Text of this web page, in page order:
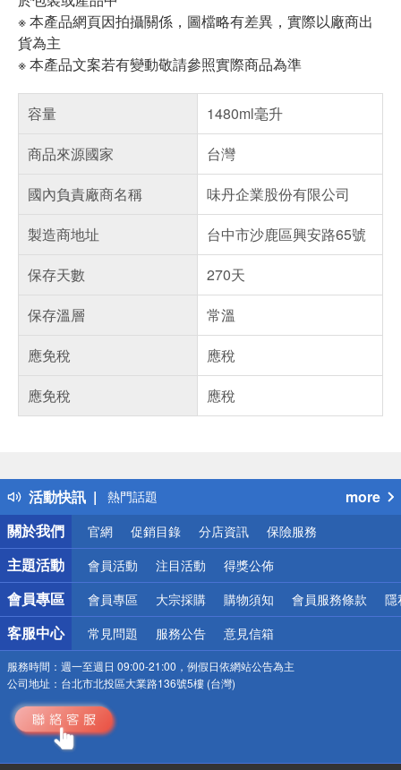
※ 本產品網頁因拍攝關係，圖檔略有差異，實際以廠商出
貨為主
※ 本產品文案若有變動敬請參照實際商品為準
容量
1480ml毫升
商品來源國家
台灣
國內負責廠商名稱
味丹企業股份有限公司
製造商地址
台中市沙鹿區興安路65號
保存天數
270天
保存溫層
常溫
應免稅
應稅
應免稅
應稅
活動快訊
得獎公告
熱門話題
銀行優惠
偏遠地區配送
詐騙網頁！請小心！
more
關於我們
官網 促銷目錄 分店資訊 保險服務
主題活動 會員活動 注目活動 得獎公佈
會員專區 會員專區 大宗採購 購物須知 會員服務條款 隱
客服中心 常見問題 服務公告 意見信箱
服務時間： 週一至週日 09:00-21:00，例假日依網站公告為主
公司地址： 台北市北投區大業路136號5樓 (台灣)